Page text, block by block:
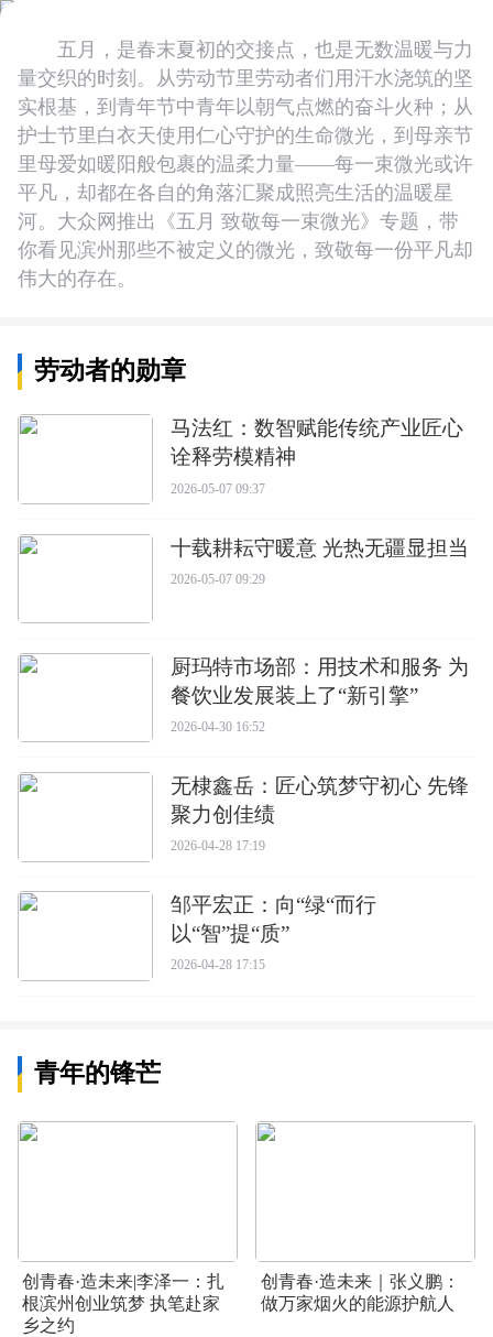
五月，是春末夏初的交接点，也是无数温暖与力
量交织的时刻。从劳动节里劳动者们用汗水浇筑的坚
实根基，到青年节中青年以朝气点燃的奋斗火种；从
护士节里白衣天使用仁心守护的生命微光，到母亲节
里母爱如暖阳般包裹的温柔力量——每一束微光或许
平凡，却都在各自的角落汇聚成照亮生活的温暖星
河。大众网推出《五月 致敬每一束微光》专题，带
你看见滨州那些不被定义的微光，致敬每一份平凡却
伟大的存在。
劳动者的勋章
马法红：数智赋能传统产业匠心
诠释劳模精神
2026-05-07 09:37
十载耕耘守暖意 光热无疆显担当
2026-05-07 09:29
厨玛特市场部：用技术和服务 为
餐饮业发展装上了“新引擎”
2026-04-30 16:52
无棣鑫岳：匠心筑梦守初心 先锋
聚力创佳绩
2026-04-28 17:19
邹平宏正：向“绿“而行
以“智”提“质”
2026-04-28 17:15
青年的锋芒
创青春·造未来|李泽一：扎
根滨州创业筑梦 执笔赴家
乡之约
创青春·造未来｜张义鹏：
做万家烟火的能源护航人